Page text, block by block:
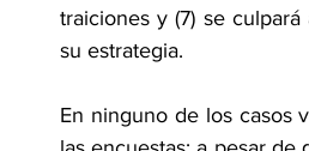
traiciones y (7) se
su estrategia.
En ninguno de los casos